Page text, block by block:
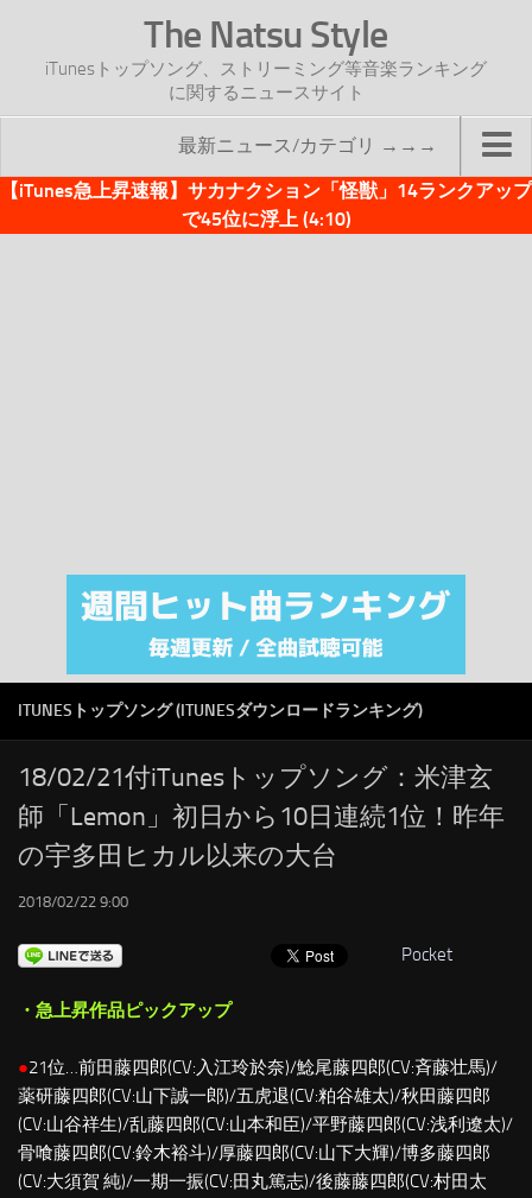
The Natsu Style
iTunesトップソング、ストリーミング等音楽ランキング
に関するニュースサイト
最新ニュース/カテゴリ →→→
TOP
注目カテゴリ
オリジナルiTunes週間トップソング
RSS
LINKS
【iTunes急上昇速報】サカナクション「怪獣」14ランクアップ
で45位に浮上 (4:10)
ITUNESトップソング (ITUNESダウンロードランキング)
18/02/21付iTunesトップソング：米津玄
師「Lemon」初日から10日連続1位！昨年
の宇多田ヒカル以来の大台
2018/02/22 9:00
Pocket
・急上昇作品ピックアップ
●21位…前田藤四郎(CV:入江玲於奈)/鯰尾藤四郎(CV:斉藤壮馬)/
薬研藤四郎(CV:山下誠一郎)/五虎退(CV:粕谷雄太)/秋田藤四郎
(CV:山谷祥生)/乱藤四郎(CV:山本和臣)/平野藤四郎(CV:浅利遼太)/
骨喰藤四郎(CV:鈴木裕斗)/厚藤四郎(CV:山下大輝)/博多藤四郎
(CV:大須賀 純)/一期一振(CV:田丸篤志)/後藤藤四郎(CV:村田太